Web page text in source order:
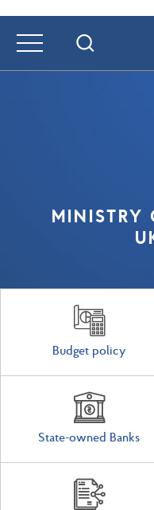
MINISTRY
Budget policy
State-owned Banks